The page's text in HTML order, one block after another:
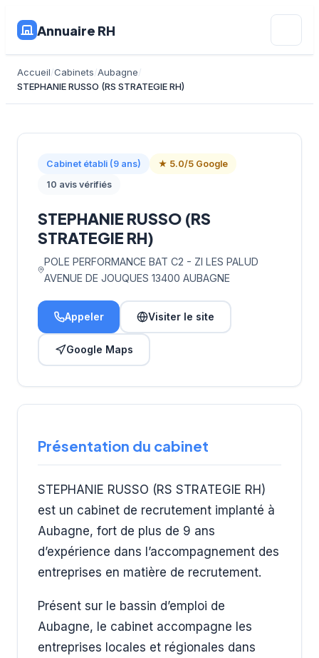
Annuaire RH
Accueil Cabinets Aubagne
STEPHANIE RUSSO (RS STRATEGIE RH)
Cabinet établi (9 ans)
★ 5.0/5 Google
10 avis vérifiés
STEPHANIE RUSSO (RS
STRATEGIE RH)
POLE PERFORMANCE BAT C2 - ZI LES PALUD
AVENUE DE JOUQUES 13400 AUBAGNE
Appeler Visiter le site
Google Maps
Présentation du cabinet
STEPHANIE RUSSO (RS STRATEGIE RH)
est un cabinet de recrutement implanté à
Aubagne, fort de plus de 9 ans
d’expérience dans l’accompagnement des
entreprises en matière de recrutement.
Présent sur le bassin d’emploi de
Aubagne, le cabinet accompagne les
entreprises locales et régionales dans